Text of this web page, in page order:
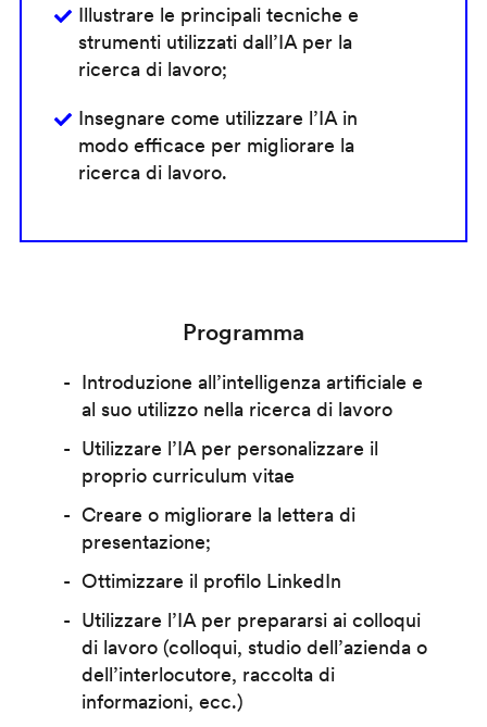
Illustrare le principali tecniche e
strumenti utilizzati dall’IA per la
ricerca di lavoro;
Insegnare come utilizzare l’IA in
modo efficace per migliorare la
ricerca di lavoro.
Programma
Introduzione all’intelligenza artificiale e
al suo utilizzo nella ricerca di lavoro
Utilizzare l’IA per personalizzare il
proprio curriculum vitae
Creare o migliorare la lettera di
presentazione;
Ottimizzare il profilo LinkedIn
Utilizzare l’IA per prepararsi ai colloqui
di lavoro (colloqui, studio dell’azienda o
dell’interlocutore, raccolta di
informazioni, ecc.)